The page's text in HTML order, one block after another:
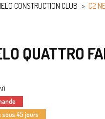
CONSTRUCTION CLUB C2
QUATTRO
sous 45 jours